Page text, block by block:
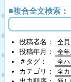
■複合全文検索：
投稿者名：
投稿年月：
＃タグ：
カテゴリ：